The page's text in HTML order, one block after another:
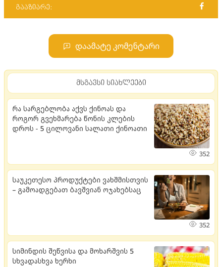
გააზიარე:
დაამატე კომენტარი
მსგავსი სიახლეები
რა სარგებლობა აქვს ქინოას და
როგორ გვეხმარება წონის კლების
დროს - 5 ცილოვანი სალათი ქინოათი
352
საუკეთესო პროდუქტები ვახშმისთვის
– გამოადგებათ ბავშვიან ოჯახებსაც
352
სიმინდის შეწვისა და მოხარშვის 5
სხვადასხვა ხერხი